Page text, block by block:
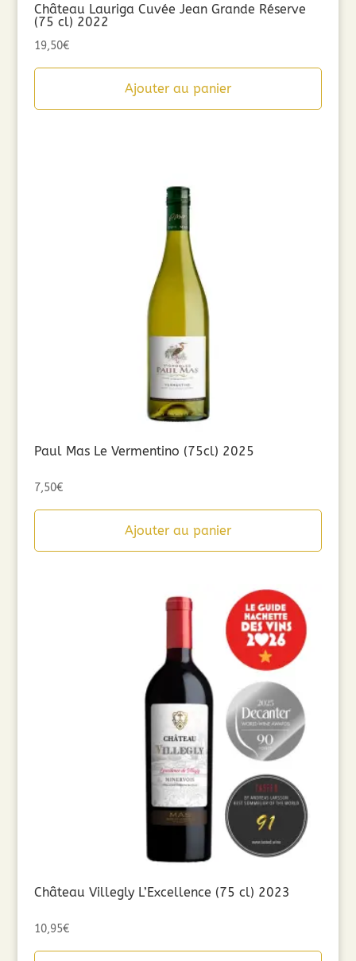
Château Lauriga Cuvée Jean Grande Réserve
(75 cl) 2022
19,50€
Ajouter au panier
Paul Mas Le Vermentino (75cl) 2025
7,50€
Ajouter au panier
Château Villegly L’Excellence (75 cl) 2023
10,95€